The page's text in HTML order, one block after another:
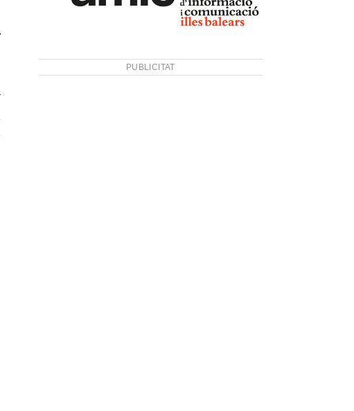
PUBLICITAT